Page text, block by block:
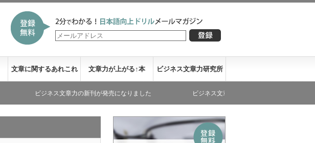
文章に関するあれこれ 文章力が上がる↑本 ビジネス文章力研究所
ビジネス文章力の新刊が発売になりました ビジネス文章力が書き下ろした文庫本が発売になりました